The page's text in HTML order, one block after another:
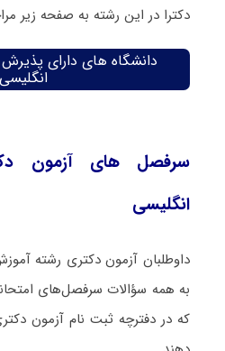
دکترا در این رشته به صفحه زیر
دانشگاه های دارای
انگلیسی
سرفصل های آزمون
انگلیسی
داوطلبان آزمون دکتری رشته
به همه سؤالات سرفصل‌های